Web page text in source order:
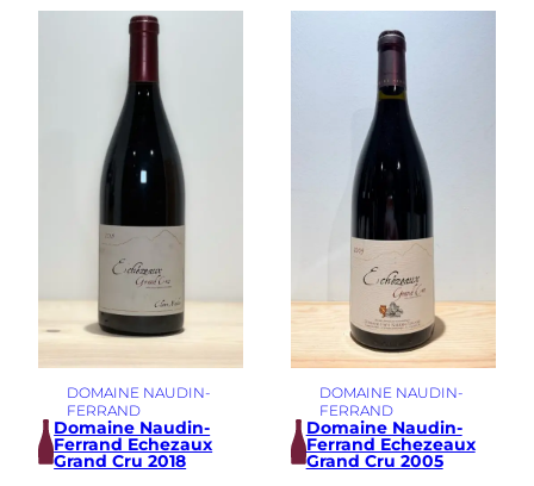
DOMAINE NAUDIN-
FERRAND
Domaine Naudin-
Ferrand Echezaux
Grand Cru 2018
DOMAINE NAUDIN-
FERRAND
Domaine Naudin-
Ferrand Echezeaux
Grand Cru 2005